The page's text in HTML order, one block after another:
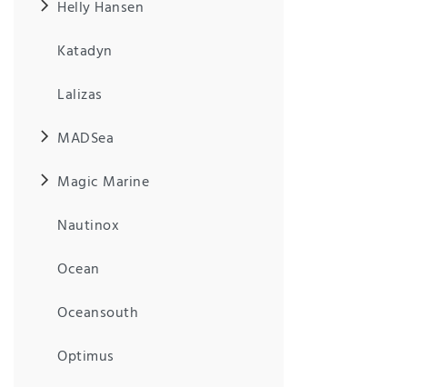
Helly Hansen
Katadyn
Lalizas
MADSea
Magic Marine
Nautinox
Ocean
Oceansouth
Optimus
sen
n